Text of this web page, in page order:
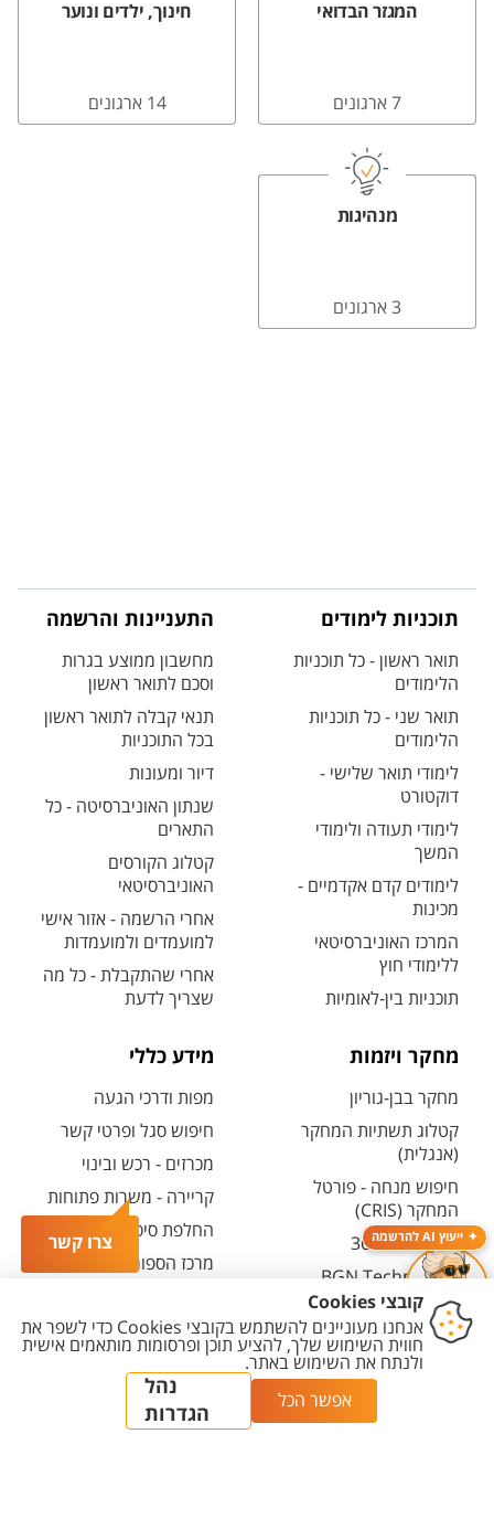
צרו קשר ייעוץ AI להרשמה
המגזר הבדואי
7 ארגונים
חינוך, ילדים ונוער
14 ארגונים
מנהיגות
3 ארגונים
תוכניות לימודים
תואר ראשון - כל תוכניות
הלימודים
תואר שני - כל תוכניות
הלימודים
לימודי תואר שלישי -
דוקטורט
לימודי תעודה ולימודי
המשך
לימודים קדם אקדמיים -
מכינות
המרכז האוניברסיטאי
ללימודי חוץ
תוכניות בין-לאומיות
התעניינות והרשמה
מחשבון ממוצע בגרות
וסכם לתואר ראשון
תנאי קבלה לתואר ראשון
בכל התוכניות
דיור ומעונות
שנתון האוניברסיטה - כל
התארים
קטלוג הקורסים
האוניברסיטאי
אחרי הרשמה - אזור אישי
למועמדים ולמועמדות
אחרי שהתקבלת - כל מה
שצריך לדעת
מחקר ויזמות
מחקר בבן-גוריון
קטלוג תשתיות המחקר
(אנגלית)
חיפוש מנחה - פורטל
המחקר (CRIS)
מרכז יזמות 360
BGN Technology
Transfer
פארק ההייטק
משרות אקדמיות
מידע כללי
מפות ודרכי הגעה
חיפוש סגל ופרטי קשר
מכרזים - רכש ובינוי
קריירה - משרות פתוחות
החלפת סיסמה ארגונית
מרכז הספורט והנופש
חירום